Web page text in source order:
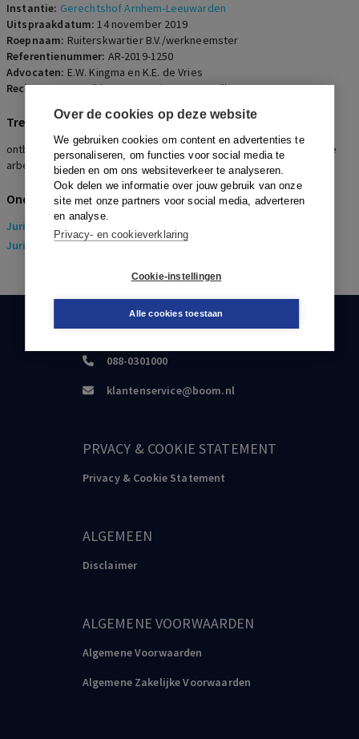
Over de cookies op deze website
We gebruiken cookies om content en advertenties te
personaliseren, om functies voor social media te
bieden en om ons websiteverkeer te analyseren.
Ook delen we informatie over jouw gebruik van onze
site met onze partners voor social media, adverteren
en analyse.
Privacy- en cookieverklaring
Cookie-instellingen
Alle cookies toestaan
Instantie: Gerechtshof Arnhem-Leeuwarden
Uitspraakdatum:14 november 2019
Roepnaam: Ruiterskwartier B.V./werkneemster
Referentienummer: AR-2019-1250
Advocaten: E.W. Kingma en K.E. de Vries
Rechters:M.E.L. Fikkers, J.H. Kuiper en M. Willemse
Trefwoorden
ontbinding, ernstig verwijtbaar handelen, re-integratie, verstoorde
arbeidsrelatie, billijke vergoeding
Onderwerpen
Juridisch
> Arbeidsrecht
Juridisch> Sociaal Zekerheidsrecht
KLANTENSERVICE
088-0301000
klantenservice@boom.nl
PRVACY & COOKIE STATEMENT
Privacy & Cookie Statement
ALGEMEEN
Disclaimer
ALGEMENE VOORWAARDEN
Algemene Voorwaarden
Algemene Zakelijke Voorwaarden